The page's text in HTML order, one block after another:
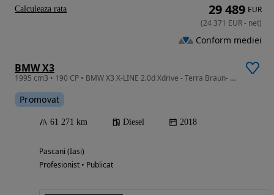
BMW X3
1995 cm3 • 190 CP • BMW X3 X-LINE 2.0d Xdrive - Terra Braun- 61.000 km- TVA/ LEASING
Promovat
61 271 km Diesel 2018
Pascani (Iasi)
Profesionist • Publicat
29 489 EUR
(24 371 EUR- net)
Conform mediei
Calculeaza rata